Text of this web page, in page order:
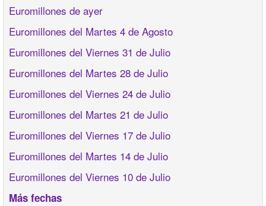
Euromillones de ayer
Euromillones del Martes 4 de Agosto
Euromillones del Viernes 31 de Julio
Euromillones del Martes 28 de Julio
Euromillones del Viernes 24 de Julio
Euromillones del Martes 21 de Julio
Euromillones del Viernes 17 de Julio
Euromillones del Martes 14 de Julio
Euromillones del Viernes 10 de Julio
Más fechas